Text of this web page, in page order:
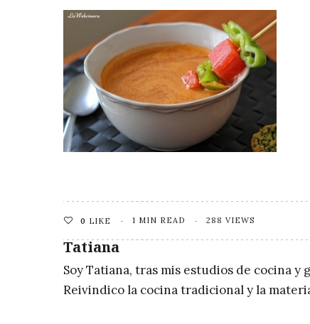
0 LIKE 1 MIN READ 288 VIEWS
Tatiana
Soy Tatiana, tras mis estudios de cocina
Reivindico la cocina tradicional y la